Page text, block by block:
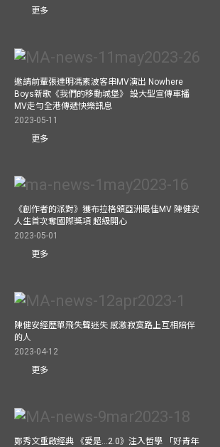
更多
邀請前輩張達明馮素波客串MV演出 Nowhere
Boys新歌《我們的移動城堡》 設大型宣傳車播
MV走勻全港傳遞快樂訊息
2023-05-11
更多
《創作者的派對》獲布拉格頒亞洲最佳MV 陳健安
人生首次奪國際獎項 超級開心
2023-05-01
更多
陳健安經歷單飛失聲迷失 感激寂寞路上互相陪伴
的人
2023-04-12
更多
鄭秀文重啟經典 《愛是...2.0》注入哲學 「好青年